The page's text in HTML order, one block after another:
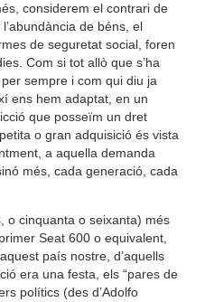
considerem el contrari de
de béns, el
de seguretat social, foren
Com si tot allò que s’ha
sempre i com qui diu ja
ens hem adaptat, en un
que posseïm un dret
o gran adquisició és vista
a aquella demanda
més, cada generació, cada
o cinquanta o seixanta) més
Seat 600 o equivalent,
país nostre, d’aquells
era una festa, els “pares de
polítics (des d’Adolfo